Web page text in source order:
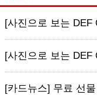
[사진으로 보는 DEF
[사진으로 보는
[카드뉴스] 무료 선